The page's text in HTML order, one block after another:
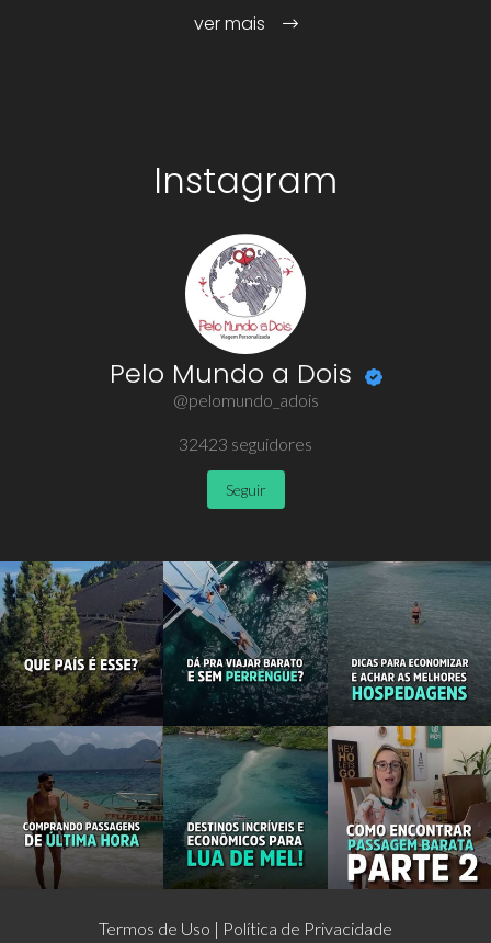
ver mais
Instagram
Pelo Mundo a Dois
@pelomundo_adois
32423 seguidores
Seguir
Termos de Uso Política de Privacidade